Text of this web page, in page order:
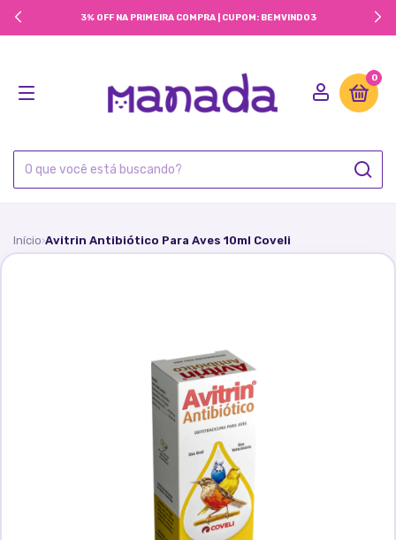
3% OFF NA PRIMEIRA COMPRA | CUPOM: BEMVINDO3
0
Início›Avitrin Antibiótico Para Aves 10ml Coveli